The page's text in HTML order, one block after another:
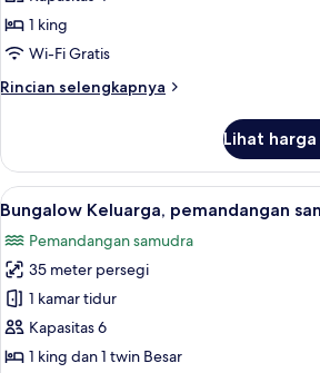
Double
Superior
1 king
Wi-Fi Gratis
Rincian selengkapnya
Rincian
Kamar
Double
Superior
Lihat
Lihat
semua
foto
untuk
Bungalow
Keluarga,
pemandangan
4
Bungalow Keluarga, pemandangan
Pemandangan samudra
35 meter persegi
1 kamar tidur
Kapasitas 6
1 king dan 1 twin Besar